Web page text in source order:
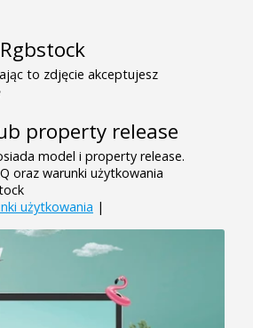
to zdjęcie akceptujesz
property release
model i property release.
oraz warunki użytkowania
użytkowania |